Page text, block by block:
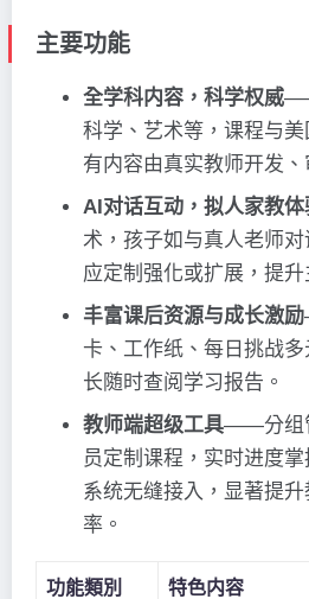
主要功能
全学科内容，科学权威
科学、艺术等，课程与
有内容由真实教师开发、
AI对话互动，拟人家教体
术，孩子如与真人老师
应定制强化或扩展，提升
丰富课后资源与成长激励
卡、工作纸、每日挑战
长随时查阅学习报告。
教师端超级工具——分组
员定制课程，实时进度
系统无缝接入，显著提
率。
功能類別 特色内容